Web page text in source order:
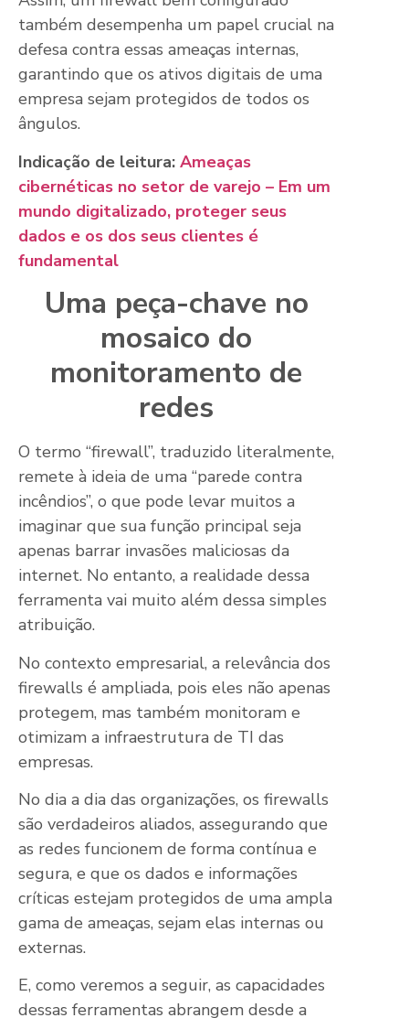
também desempenha um papel crucial na
defesa contra essas ameaças internas,
garantindo que os ativos digitais de uma
empresa sejam protegidos de todos os
ângulos.
Indicação de leitura: Ameaças
cibernéticas no setor de varejo – Em um
mundo digitalizado, proteger seus
dados e os dos seus clientes é
fundamental
Uma peça-chave no
mosaico do
monitoramento de
redes
O termo “firewall”, traduzido literalmente,
remete à ideia de uma “parede contra
incêndios”, o que pode levar muitos a
imaginar que sua função principal seja
apenas barrar invasões maliciosas da
internet. No entanto, a realidade dessa
ferramenta vai muito além dessa simples
atribuição.
No contexto empresarial, a relevância dos
firewalls é ampliada, pois eles não apenas
protegem, mas também monitoram e
otimizam a infraestrutura de TI das
empresas.
No dia a dia das organizações, os firewalls
são verdadeiros aliados, assegurando que
as redes funcionem de forma contínua e
segura, e que os dados e informações
críticas estejam protegidos de uma ampla
gama de ameaças, sejam elas internas ou
externas.
E, como veremos a seguir, as capacidades
dessas ferramentas abrangem desde a